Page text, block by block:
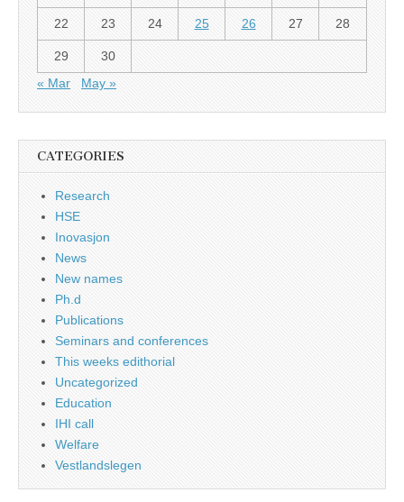
22 23 24 25 26 27 28
29
30
« Mar
May »
CATEGORIES
Research
HSE
Inovasjon
News
New names
Ph.d
Publications
Seminars and conferences
This weeks edithorial
Uncategorized
Education
IHI call
Welfare
Vestlandslegen